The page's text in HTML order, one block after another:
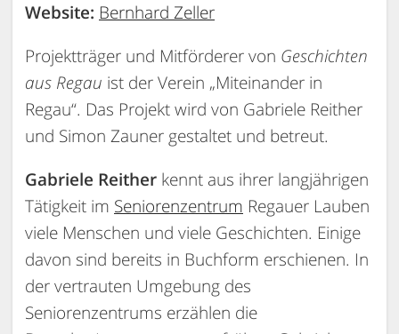
Website: Bernhard Zeller
Projektträger und Mitförderer von Geschichten
aus Regau ist der Verein „Miteinander in
Regau“. Das Projekt wird von Gabriele Reither
und Simon Zauner gestaltet und betreut.
Gabriele Reither kennt aus ihrer langjährigen
Tätigkeit im Seniorenzentrum Regauer Lauben
viele Menschen und viele Geschichten. Einige
davon sind bereits in Buchform erschienen. In
der vertrauten Umgebung des
Seniorenzentrums erzählen die